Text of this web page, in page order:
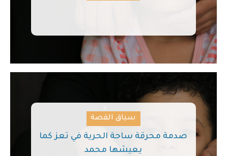
سياق القصة
صدمة محرقة ساحة الحرية في تعز كما
يعيشها محمد